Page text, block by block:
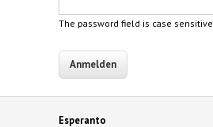
The password field is case sensitive.
Esperanto